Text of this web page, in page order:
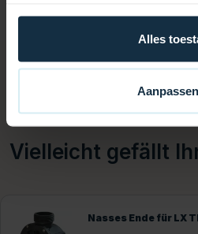
Alles
Aanpassen
Vielleicht gefällt
Waterway EMG